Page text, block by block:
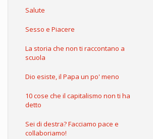
Salute
Sesso e Piacere
La storia che non ti raccontano a
scuola
Dio esiste, il Papa un po' meno
10 cose che il capitalismo non ti ha
detto
Sei di destra? Facciamo pace e
collaboriamo!